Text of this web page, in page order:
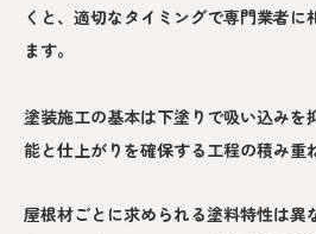
くと、適切なタイミングで専門業者に
ます。
塗装施工の基本は下塗りで吸い込みを
能と仕上がりを確保する工程の積み重
屋根材ごとに求められる塗料特性は異